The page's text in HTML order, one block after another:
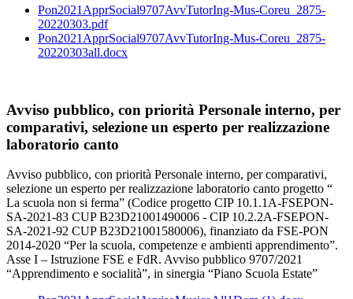
Pon2021ApprSocial9707AvvTutorIng-Mus-Coreu_2875-
20220303.pdf
Pon2021ApprSocial9707AvvTutorIng-Mus-Coreu_2875-
20220303all.docx
Avviso pubblico, con priorità Personale interno, per
comparativi, selezione un esperto per realizzazione
laboratorio canto
Avviso pubblico, con priorità Personale interno, per comparativi,
selezione un esperto per realizzazione laboratorio canto progetto “
La scuola non si ferma” (Codice progetto CIP 10.1.1A-FSEPON-
SA-2021-83 CUP B23D21001490006 - CIP 10.2.2A-FSEPON-
SA-2021-92 CUP B23D21001580006), finanziato da FSE-PON
2014-2020 “Per la scuola, competenze e ambienti apprendimento”.
Asse I – Istruzione FSE e FdR. Avviso pubblico 9707/2021
“Apprendimento e socialità”, in sinergia “Piano Scuola Estate”